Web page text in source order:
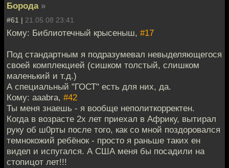
Борода »
#61 | 21.05.08 23:41
Кому: Библиотечный крысеныш, #17
Под стандартным я подразумевал невыделяющегося
своей комплекцией (сишком толстый, слишком
маленький и т.д.)
А специальный "ГОСТ" есть для них, да.
Кому: aaabra, #42
Ты меня знаешь - я вообще неполиткорректен.
Когда в возрасте 2х лет приехал в Африку, вытирал
руку об ш0рты после того, как со мной поздоровался
темнокожий ребёнок - просто я раньше таких ен
видел и испугался. А США меня бы посадили на
стопицот лет!!!